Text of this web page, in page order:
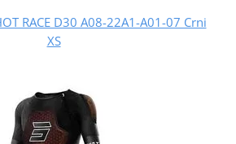
RACE D30 A08-22A1-A01-07 Crni
XS